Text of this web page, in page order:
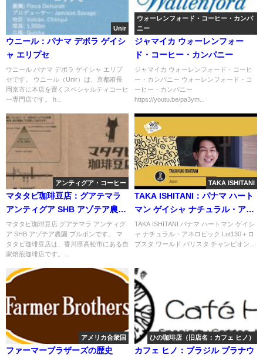
Unir
ウニール：パナマ デボラ ゲイシ
ャ エリプセ
ウニール パナマ デボラ ゲイシャ エリプ
セです。 ウニール（Unir）は、京都府長
岡京市に本店を置くスペシャルティコーヒ
ー専門店です。 h...
ウォーレンフォード・コーヒー・カンパ
ニー
ジャマイカ ウォーレンフォー
ド・コーヒー・カンパニー
ジャマイカ ウォーレンフォード・コーヒ
ー・カンパニー ウォーレンフォード・コ
ーヒー・カンパニー
https://youtu.be/pa3ym...
アンティグア・コーヒー
マタタビ珈琲豆店：グアテマラ
アンティグア SHB アゾテア農園
ブルボン
マタタビ珈琲豆店 グアテマラ アンティグ
ア SHB アゾテア農園 ブルボンです。 マ
タタビ珈琲豆店は、香川県高松市にある自
家焙煎珈琲店です。...
TAKA ISHITANI
TAKA ISHITANI：パナマ ハート
マン ゲイシャ ナチュラル・アネ
ロビック Lot130＋ロブスタ ワー
ルド バリスタ チャンピオンシッ
プ 2022
TAKA ISHITANI パナマ ハートマン ゲイシ
ャ ナチュラル・アネロビック Lot130＋ロ
ブスタ ワールド バリスタ チャンピオン...
アメリカ合衆国
ファーマーブラザーズの歴史
ひの珈琲店（旧店名：カフェ ヒノ）
カフェ ヒノ：ブラジル プラナウ